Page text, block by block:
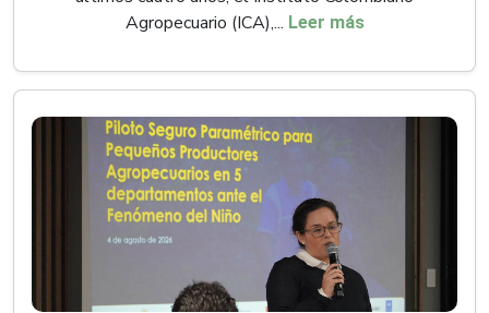
Agropecuario (ICA),... Leer más